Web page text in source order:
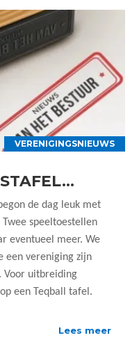
VERENIGINGSNIEUWS
de dag leuk met
speeltoestellen
eventueel meer. We
een vereniging zijn
Voor uitbreiding
een Teqball tafel.
Lees meer